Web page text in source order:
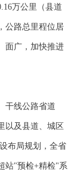
万公里（县道
公路总里程位居
面广，加快推进
干线公路省道
以及县道、城区
布局规划，全省
站"预检+精检"系